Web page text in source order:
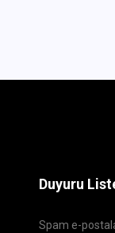
Duyuru
Spam e-